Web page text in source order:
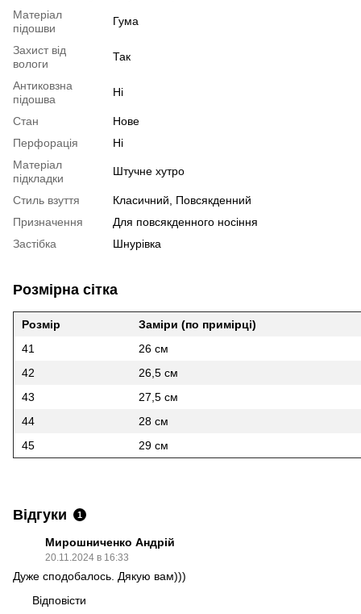
Матеріал
підошви
Гума
Захист від
вологи
Так
Антиковзна
підошва
Ні
Стан
Нове
Перфорація
Ні
Матеріал
підкладки
Штучне хутро
Стиль взуття
Класичний, Повсякденний
Призначення
Для повсякденного носіння
Застібка
Шнурівка
Розмірна сітка
Розмір
Заміри (по примірці)
41
26 см
42
26,5 см
43
27,5 см
44
28 см
45
29 см
Відгуки 1
Мирошниченко Андрій
20.11.2024 в 16:33
Дуже сподобалось. Дякую вам)))
Відповісти